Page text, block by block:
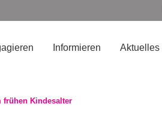
Informieren Aktuelles
frühen Kindesalter